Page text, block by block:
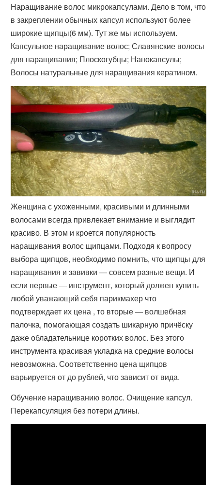
Наращивание волос микрокапсулами. Дело в том, что
в закреплении обычных капсул используют более
широкие щипцы(6 мм). Тут же мы используем.
Капсульное наращивание волос; Славянские волосы
для наращивания; Плоскогубцы; Нанокапсулы;
Волосы натуральные для наращивания кератином.
Женщина с ухоженными, красивыми и длинными
волосами всегда привлекает внимание и выглядит
красиво. В этом и кроется популярность
наращивания волос щипцами. Подходя к вопросу
выбора щипцов, необходимо помнить, что щипцы для
наращивания и завивки — совсем разные вещи. И
если первые — инструмент, который должен купить
любой уважающий себя парикмахер что
подтверждает их цена , то вторые — волшебная
палочка, помогающая создать шикарную причёску
даже обладательнице коротких волос. Без этого
инструмента красивая укладка на средние волосы
невозможна. Соответственно цена щипцов
варьируется от до рублей, что зависит от вида.
Обучение наращиванию волос. Очищение капсул.
Перекапсуляция без потери длины.